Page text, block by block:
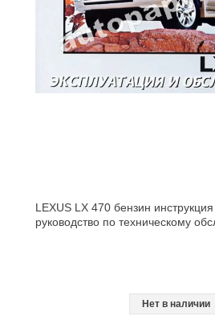
LEXUS LX 470 бензин инструкция
руководство по техническому
Нет в наличии